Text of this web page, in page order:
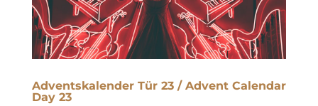
Adventskalender Tür 23 / Advent Calendar
Day 23